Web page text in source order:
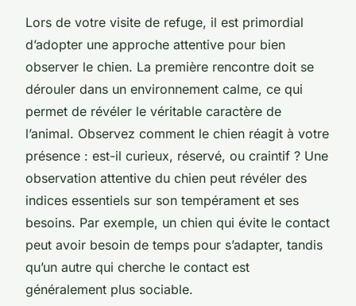
Lors de votre visite de refuge, il est primordial
d’adopter une approche attentive pour bien
observer le chien. La première rencontre doit se
dérouler dans un environnement calme, ce qui
permet de révéler le véritable caractère de
l’animal. Observez comment le chien réagit à votre
présence : est-il curieux, réservé, ou craintif ? Une
observation attentive du chien peut révéler des
indices essentiels sur son tempérament et ses
besoins. Par exemple, un chien qui évite le contact
peut avoir besoin de temps pour s’adapter, tandis
qu’un autre qui cherche le contact est
généralement plus sociable.